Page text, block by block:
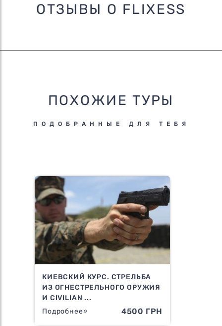
ОТЗЫВЫ О FLIXESS
ПОХОЖИЕ ТУРЫ
ПОДОБРАННЫЕ ДЛЯ ТЕБЯ
КИЕВСКИЙ КУРС. СТРЕЛЬБА
ИЗ ОГНЕСТРЕЛЬНОГО ОРУЖИЯ
И CIVILIAN ...
Подробнее»
4500 ГРН